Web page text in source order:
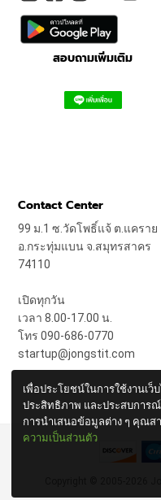
สอบถามเพิ่มเติม
Contact Center
99 ม.1 ซ.วัดโพธิ์แจ้ ต.แคราย
อ.กระทุ่มแบน จ.สมุทรสาคร
74110
เปิดทุกวัน
เวลา 8.00-17.00 น.
โทร 090-686-0770
startup@jongstit.com
เพื่อประโยชน์ในการใช้งานเ
ประสิทธิภาพ และประสบการ
การนำเสนอข้อมูลต่าง ๆ คุณส
ความเป็นส่วนตัว